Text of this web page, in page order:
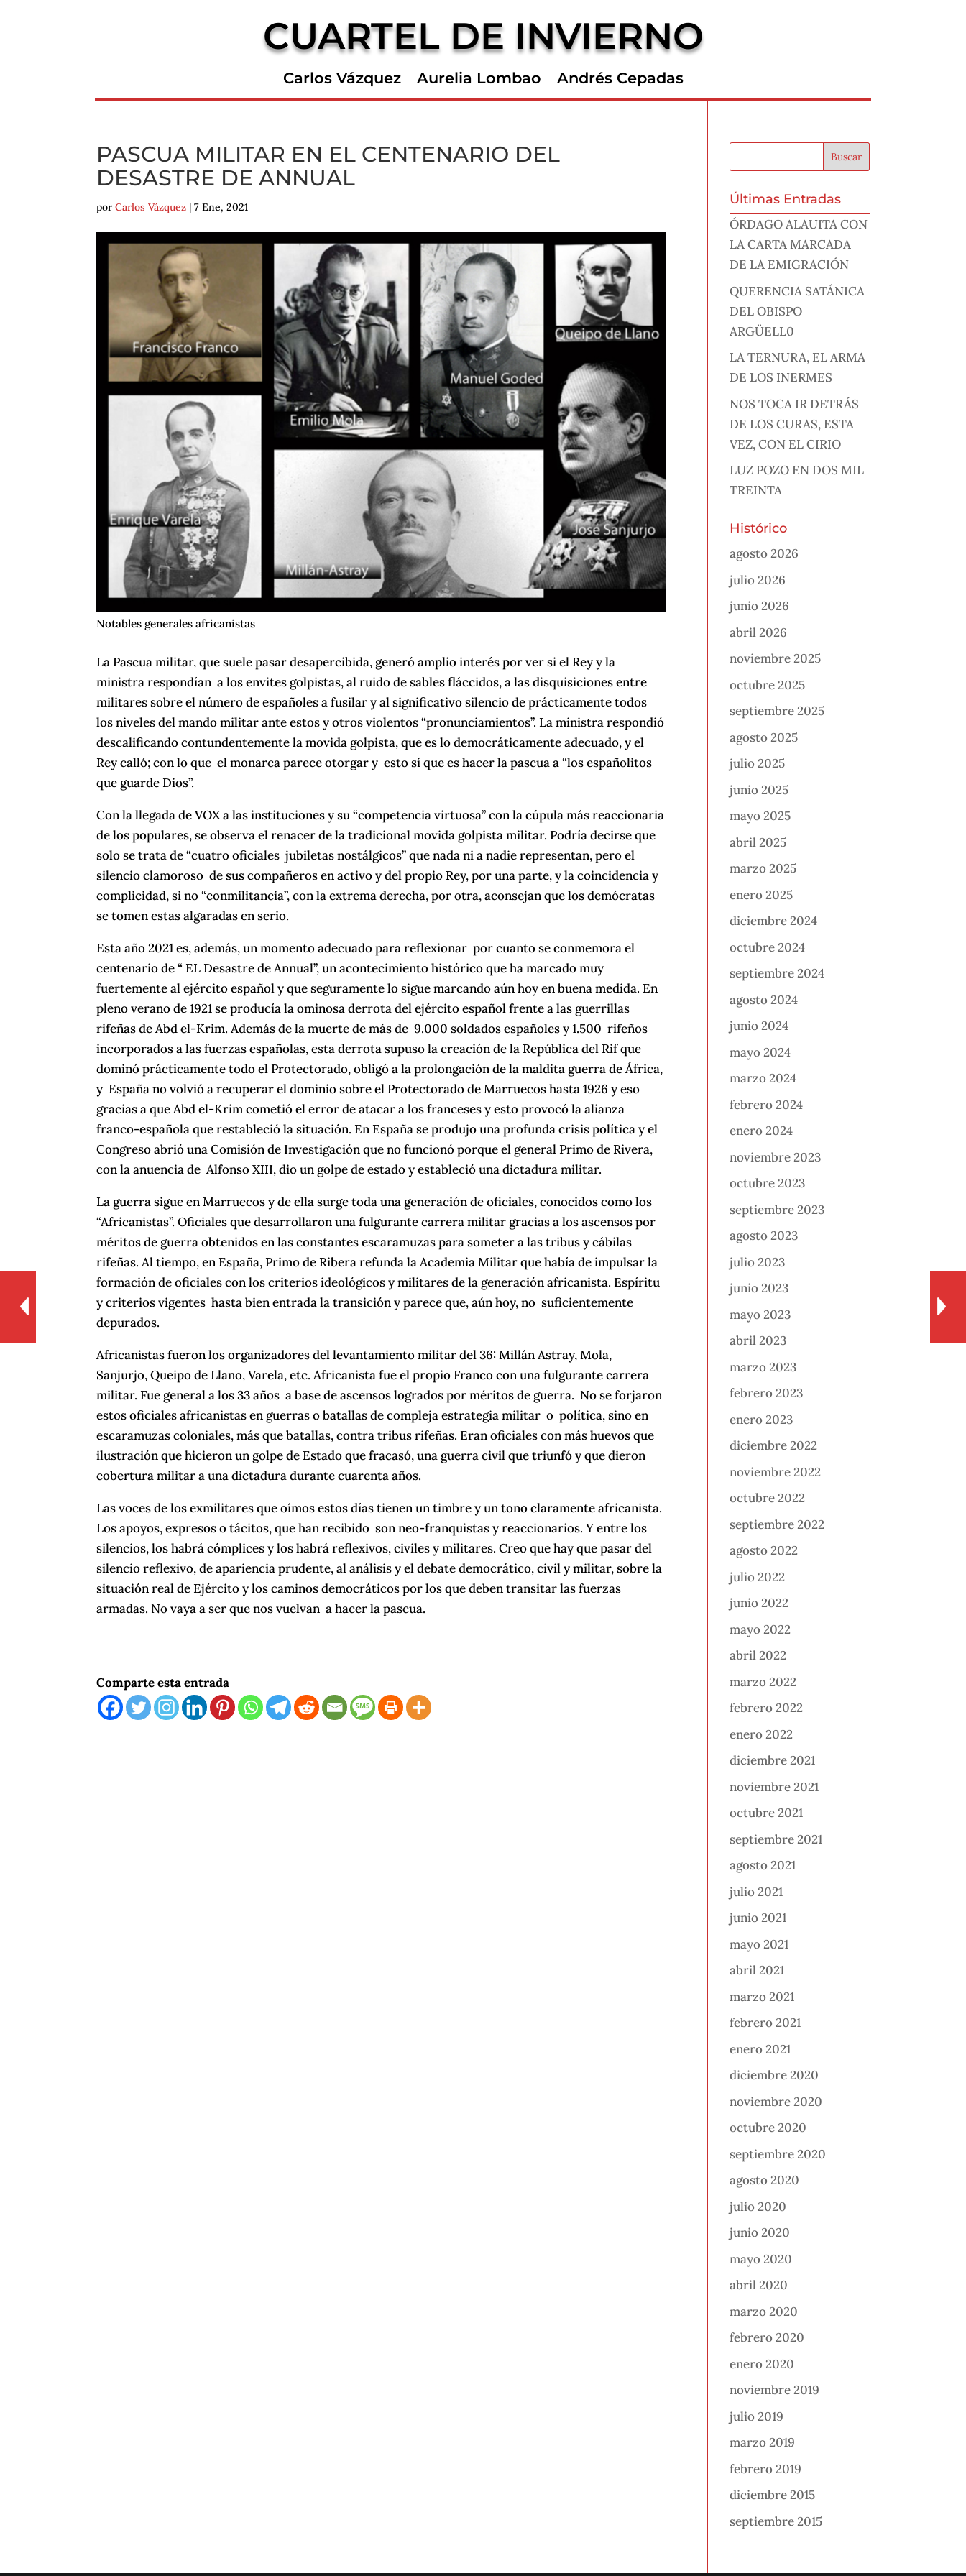
CUARTEL DE INVIERNO
Carlos Vázquez Aurelia Lombao Andrés Cepadas
PASCUA MILITAR EN EL CENTENARIO DEL
DESASTRE DE ANNUAL
porCarlos Vázquez |7 Ene, 2021
Notables generales africanistas
La Pascua militar, que suele pasar desapercibida, generó amplio interés por ver si el Rey y la
ministra respondían a los envites golpistas, al ruido de sables fláccidos, a las disquisiciones entre
militares sobre el número de españoles a fusilar y al significativo silencio de prácticamente todos
los niveles del mando militar ante estos y otros violentos “pronunciamientos”. La ministra respondió
descalificando contundentemente la movida golpista, que es lo democráticamente adecuado, y el
Rey calló; con lo que el monarca parece otorgar y esto sí que es hacer la pascua a “los españolitos
que guarde Dios”.
Con la llegada de VOX a las instituciones y su “competencia virtuosa” con la cúpula más reaccionaria
de los populares, se observa el renacer de la tradicional movida golpista militar. Podría decirse que
solo se trata de “cuatro oficiales jubiletas nostálgicos” que nada ni a nadie representan, pero el
silencio clamoroso de sus compañeros en activo y del propio Rey, por una parte, y la coincidencia y
complicidad, si no “conmilitancia”, con la extrema derecha, por otra, aconsejan que los demócratas
se tomen estas algaradas en serio.
Esta año 2021 es, además, un momento adecuado para reflexionar por cuanto se conmemora el
centenario de “ EL Desastre de Annual”, un acontecimiento histórico que ha marcado muy
fuertemente al ejército español y que seguramente lo sigue marcando aún hoy en buena medida. En
pleno verano de 1921 se producía la ominosa derrota del ejército español frente a las guerrillas
rifeñas de Abd el-Krim. Además de la muerte de más de 9.000 soldados españoles y 1.500 rifeños
incorporados a las fuerzas españolas, esta derrota supuso la creación de la República del Rif que
dominó prácticamente todo el Protectorado, obligó a la prolongación de la maldita guerra de África,
y España no volvió a recuperar el dominio sobre el Protectorado de Marruecos hasta 1926 y eso
gracias a que Abd el-Krim cometió el error de atacar a los franceses y esto provocó la alianza
franco-española que restableció la situación. En España se produjo una profunda crisis política y el
Congreso abrió una Comisión de Investigación que no funcionó porque el general Primo de Rivera,
con la anuencia de Alfonso XIII, dio un golpe de estado y estableció una dictadura militar.
La guerra sigue en Marruecos y de ella surge toda una generación de oficiales, conocidos como los
“Africanistas”. Oficiales que desarrollaron una fulgurante carrera militar gracias a los ascensos por
méritos de guerra obtenidos en las constantes escaramuzas para someter a las tribus y cábilas
rifeñas. Al tiempo, en España, Primo de Ribera refunda la Academia Militar que había de impulsar la
formación de oficiales con los criterios ideológicos y militares de la generación africanista. Espíritu
y criterios vigentes hasta bien entrada la transición y parece que, aún hoy, no suficientemente
depurados.
Africanistas fueron los organizadores del levantamiento militar del 36: Millán Astray, Mola,
Sanjurjo, Queipo de Llano, Varela, etc. Africanista fue el propio Franco con una fulgurante carrera
militar. Fue general a los 33 años a base de ascensos logrados por méritos de guerra. No se forjaron
estos oficiales africanistas en guerras o batallas de compleja estrategia militar o política, sino en
escaramuzas coloniales, más que batallas, contra tribus rifeñas. Eran oficiales con más huevos que
ilustración que hicieron un golpe de Estado que fracasó, una guerra civil que triunfó y que dieron
cobertura militar a una dictadura durante cuarenta años.
Las voces de los exmilitares que oímos estos días tienen un timbre y un tono claramente africanista.
Los apoyos, expresos o tácitos, que han recibido son neo-franquistas y reaccionarios. Y entre los
silencios, los habrá cómplices y los habrá reflexivos, civiles y militares. Creo que hay que pasar del
silencio reflexivo, de apariencia prudente, al análisis y el debate democrático, civil y militar, sobre la
situación real de Ejército y los caminos democráticos por los que deben transitar las fuerzas
armadas. No vaya a ser que nos vuelvan a hacer la pascua.
Comparte esta entrada
Últimas Entradas
ÓRDAGO ALAUITA CON
LA CARTA MARCADA
DE LA EMIGRACIÓN
QUERENCIA SATÁNICA
DEL OBISPO
ARGÜELL0
LA TERNURA, EL ARMA
DE LOS INERMES
NOS TOCA IR DETRÁS
DE LOS CURAS, ESTA
VEZ, CON EL CIRIO
LUZ POZO EN DOS MIL
TREINTA
Histórico
agosto 2026
julio 2026
junio 2026
abril 2026
noviembre 2025
octubre 2025
septiembre 2025
agosto 2025
julio 2025
junio 2025
mayo 2025
abril 2025
marzo 2025
enero 2025
diciembre 2024
octubre 2024
septiembre 2024
agosto 2024
junio 2024
mayo 2024
marzo 2024
febrero 2024
enero 2024
noviembre 2023
octubre 2023
septiembre 2023
agosto 2023
julio 2023
junio 2023
mayo 2023
abril 2023
marzo 2023
febrero 2023
enero 2023
diciembre 2022
noviembre 2022
octubre 2022
septiembre 2022
agosto 2022
julio 2022
junio 2022
mayo 2022
abril 2022
marzo 2022
febrero 2022
enero 2022
diciembre 2021
noviembre 2021
octubre 2021
septiembre 2021
agosto 2021
julio 2021
junio 2021
mayo 2021
abril 2021
marzo 2021
febrero 2021
enero 2021
diciembre 2020
noviembre 2020
octubre 2020
septiembre 2020
agosto 2020
julio 2020
junio 2020
mayo 2020
abril 2020
marzo 2020
febrero 2020
enero 2020
noviembre 2019
julio 2019
marzo 2019
febrero 2019
diciembre 2015
septiembre 2015